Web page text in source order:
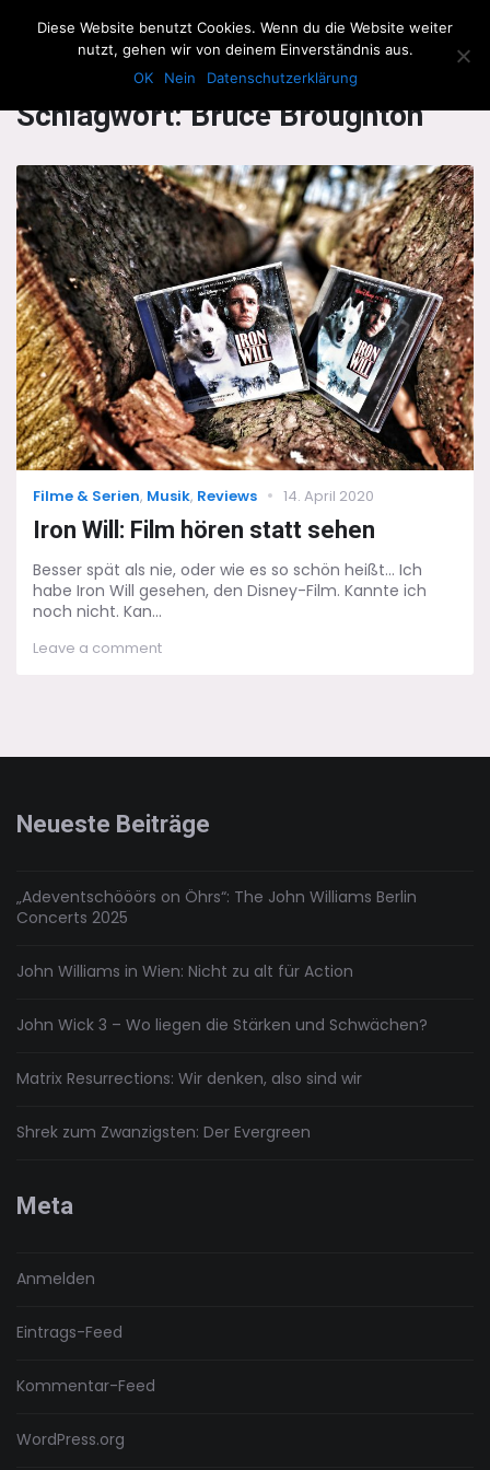
The Howling Men
Schlagwort:Bruce Broughton
Categories
Filme & Serien, Musik, Reviews
Posted
14. April 2020
Iron Will: Film hören statt sehen
Besser spät als nie, oder wie es so schön heißt… Ich
habe Iron Will gesehen, den Disney-Film. Kannte ich
noch nicht. Kan...
Leave a commenton
Neueste Beiträge
„Adeventschööörs on Öhrs“: The John Williams Berlin
Concerts 2025
John Williams in Wien: Nicht zu alt für Action
John Wick 3 – Wo liegen die Stärken und Schwächen?
Matrix Resurrections: Wir denken, also sind wir
Shrek zum Zwanzigsten: Der Evergreen
Meta
Anmelden
Eintrags-Feed
Kommentar-Feed
WordPress.org
Diese Website benutzt Cookies. Wenn du die Website weiter
nutzt, gehen wir von deinem Einverständnis aus.
OK
Nein Datenschutzerklärung